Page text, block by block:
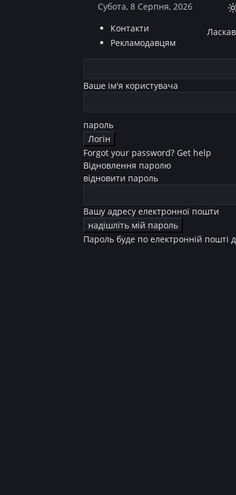
Субота, 8 Серпня, 2026
Контакти
Рекламодавцям
Ваше ім'я користувача
пароль
Forgot your password? Get help
Відновлення паролю
відновити пароль
Вашу адресу електронної пошти
Пароль буде по електронній пошті